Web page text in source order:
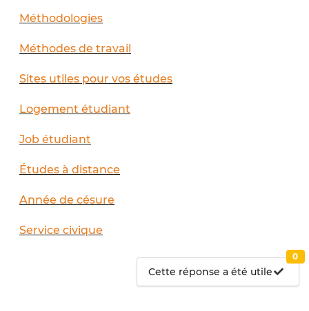
Méthodologies
Méthodes de travail
Sites utiles pour vos études
Logement étudiant
Job étudiant
Études à distance
Année de césure
Service civique
Cette réponse a été utile
0